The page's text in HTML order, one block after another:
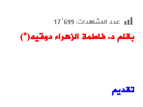
عدد المشاهدات:17٬699
بقلم د. فاطمة الزهراء دوقيه(*)
تقديم